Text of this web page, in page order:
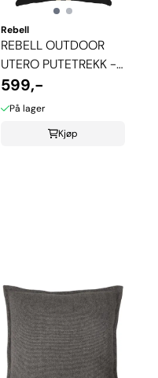
Rebell
REBELL OUTDOOR
UTERO PUTETREKK -
SVART
599,-
På lager
Kjøp